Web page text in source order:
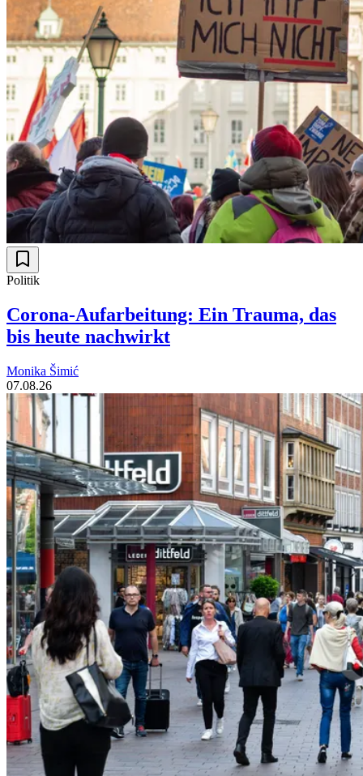
Politik
Corona-Aufarbeitung: Ein Trauma, das
bis heute nachwirkt
Monika Šimić
07.08.26